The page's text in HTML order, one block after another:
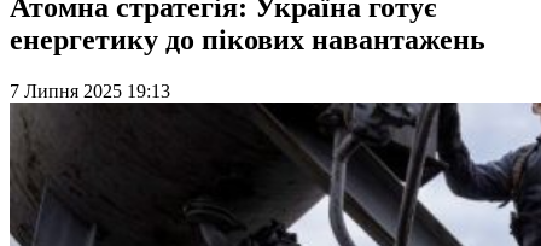
Атомна стратегія: Україна готує
енергетику до пікових навантажень
7 Липня 2025 19:13